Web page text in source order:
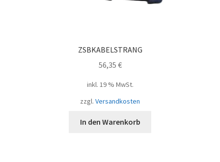
ZSBKABELSTRANG
56,35 €
inkl. 19 % MwSt.
zzgl. Versandkosten
In den Warenkorb